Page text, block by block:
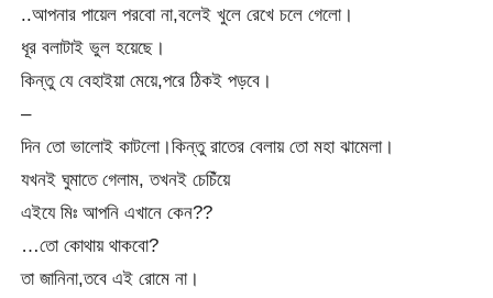
..আপনার পায়েল পরবো না,বলেই খুলে রেখে চলে গেলো।
ধূর বলাটাই ভুল হয়েছে।
কিন্তু যে বেহাইয়া মেয়ে,পরে ঠিকই পড়বে।
–
দিন তো ভালোই কাটলো।কিন্তু রাতের বেলায় তো মহা ঝামেলা।
যখনই ঘুমাতে গেলাম, তখনই চেচিঁয়ে
এইযে মিঃ আপনি এখানে কেন??
…তো কোথায় থাকবো?
তা জানিনা,তবে এই রোমে না।